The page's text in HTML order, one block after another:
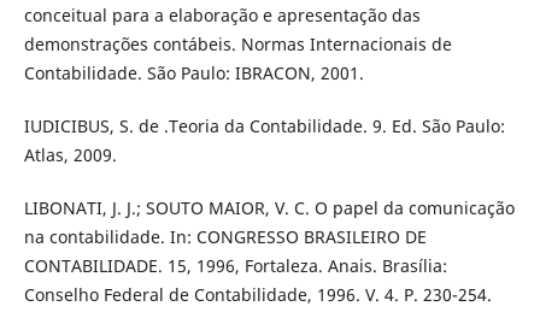
conceitual para a elaboração e apresentação das
demonstrações contábeis. Normas Internacionais de
Contabilidade. São Paulo: IBRACON, 2001.
IUDICIBUS, S. de .Teoria da Contabilidade. 9. Ed. São Paulo:
Atlas, 2009.
LIBONATI, J. J.; SOUTO MAIOR, V. C. O papel da comunicação
na contabilidade. In: CONGRESSO BRASILEIRO DE
CONTABILIDADE. 15, 1996, Fortaleza. Anais. Brasília:
Conselho Federal de Contabilidade, 1996. V. 4. P. 230-254.